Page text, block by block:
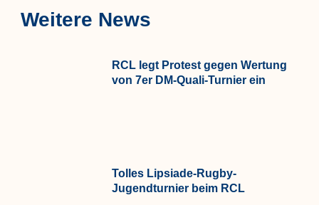
Weitere News
RCL legt Protest gegen Wertung
von 7er DM-Quali-Turnier ein
Tolles Lipsiade-Rugby-
Jugendturnier beim RCL